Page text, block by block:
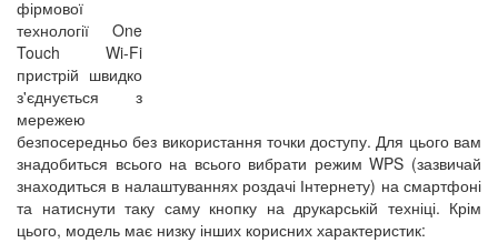
фірмової
технології One
Touch Wi-Fi
пристрій швидко
з'єднується з
мережею
безпосередньо без використання точки доступу. Для цього вам
знадобиться всього на всього вибрати режим WPS (зазвичай
знаходиться в налаштуваннях роздачі Інтернету) на смартфоні
та натиснути таку саму кнопку на друкарській техніці. Крім
цього, модель має низку інших корисних характеристик: